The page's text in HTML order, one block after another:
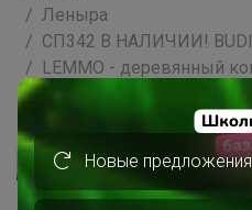
Леныра
СП342 В НАЛИЧИИ!
LEMMO - деревянный
КОРАБЛЬ «ЛАМАР»
Леныра
Новые